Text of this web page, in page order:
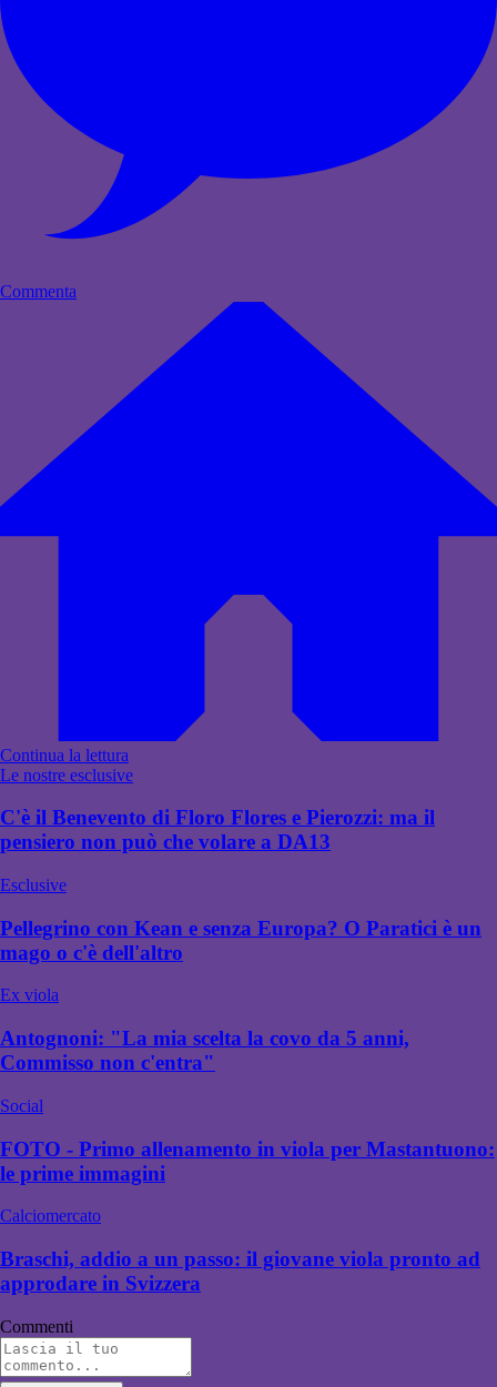
Commenta
Continua la lettura
Le nostre esclusive
C'è il Benevento di Floro Flores e Pierozzi: ma il
pensiero non può che volare a DA13
Esclusive
Pellegrino con Kean e senza Europa? O Paratici è un
mago o c'è dell'altro
Ex viola
Antognoni: "La mia scelta la covo da 5 anni,
Commisso non c'entra"
Social
FOTO - Primo allenamento in viola per Mastantuono:
le prime immagini
Calciomercato
Braschi, addio a un passo: il giovane viola pronto ad
approdare in Svizzera
Commenti